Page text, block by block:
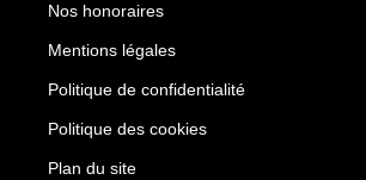
Nos honoraires
Mentions légales
Politique de confidentialité
Politique des cookies
Plan du site